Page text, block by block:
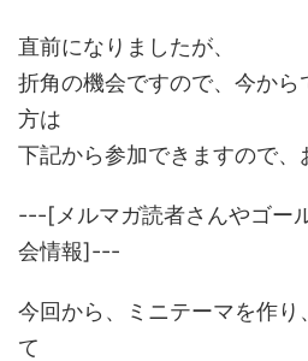
直前になりましたが、
折角の機会ですので、今から
方は
下記から参加できますので、
---[メルマガ読者さんやゴー
会情報]---
今回から、ミニテーマを作
て